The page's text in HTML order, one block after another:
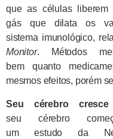
que as células liberem
gás que dilata os
sistema imunológico,
Monitor. Métodos
bem quanto
mesmos efeitos, porém
Seu cérebro cresce
seu cérebro
um estudo da